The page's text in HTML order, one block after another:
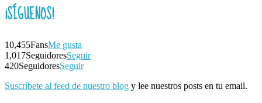
¡SÍGUENOS!
10,455FansMe gusta
1,017SeguidoresSeguir
420SeguidoresSeguir
Suscríbete al feed de nuestro blog y lee nuestros posts en tu email.